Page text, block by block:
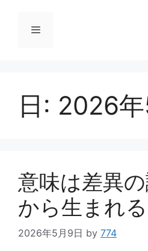
ニ
ー
日: 2026
意味は差異
から生まれる
2026年5月9日 by 774